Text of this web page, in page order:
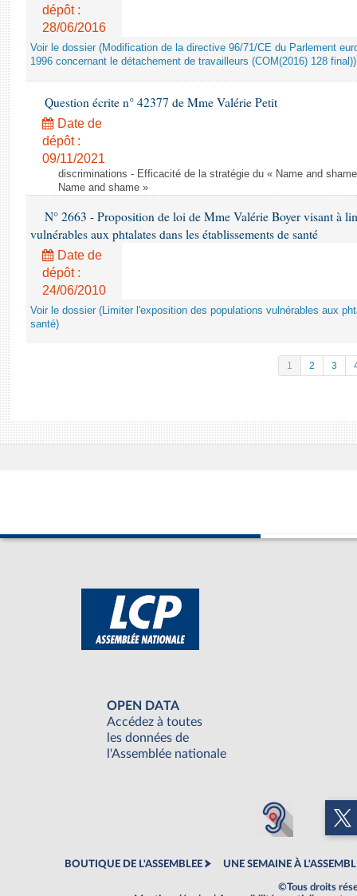
dépôt :
28/06/2016
Voir le dossier (Modification de la directive 96/71/CE du Parlement
1996 concernant le détachement de travailleurs (COM(2016) 128 final))
Question écrite n° 42377 de Mme Valérie Petit
Date de
dépôt :
09/11/2021
discriminations - Efficacité de la stratégie du « Name and
Name and shame »
N° 2663 - Proposition de loi de Mme Valérie Boyer visant à
vulnérables aux phtalates dans les établissements de santé
Date de
dépôt :
24/06/2010
Voir le dossier (Limiter l'exposition des populations vulnérables aux
santé)
1 2 3
OPEN DATA
Accédez à toutes
les données de
l'Assemblée nationale
BOUTIQUE DE L'ASSEMBLEE UNE SEMAINE À
©Tous droits